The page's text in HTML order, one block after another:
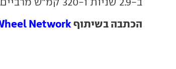
הכתבה בשיתוףNetwork